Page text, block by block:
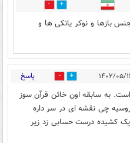
0
بازها و نوکر یانکی ها و
0 پاسخ
به سابقه اون خائن قرآن سوز
روسیه چی نقشه ای در سر داره
کشیده درست حسابی زد زیر